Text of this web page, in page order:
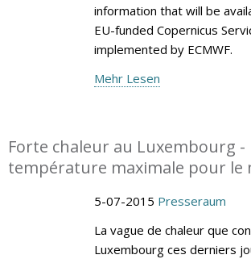
information that will be
EU-funded Copernicus
implemented by ECMWF.
Mehr Lesen
Forte chaleur au Luxembourg -
température maximale pour le
5-07-2015 Presseraum
La vague de chaleur que
Luxembourg ces derniers